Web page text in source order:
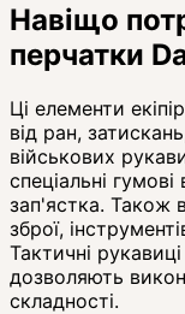
Навіщо
перчатки
Ці елементи
від ран,
військових
спеціальні гумові
зап'ястка. Також
зброї,
Тактичні
дозволяють
складності.